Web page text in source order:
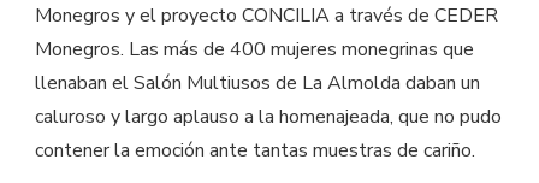
Monegros y el proyecto CONCILIA a través de CEDER
Monegros. Las más de 400 mujeres monegrinas que
llenaban el Salón Multiusos de La Almolda daban un
caluroso y largo aplauso a la homenajeada, que no pudo
contener la emoción ante tantas muestras de cariño.